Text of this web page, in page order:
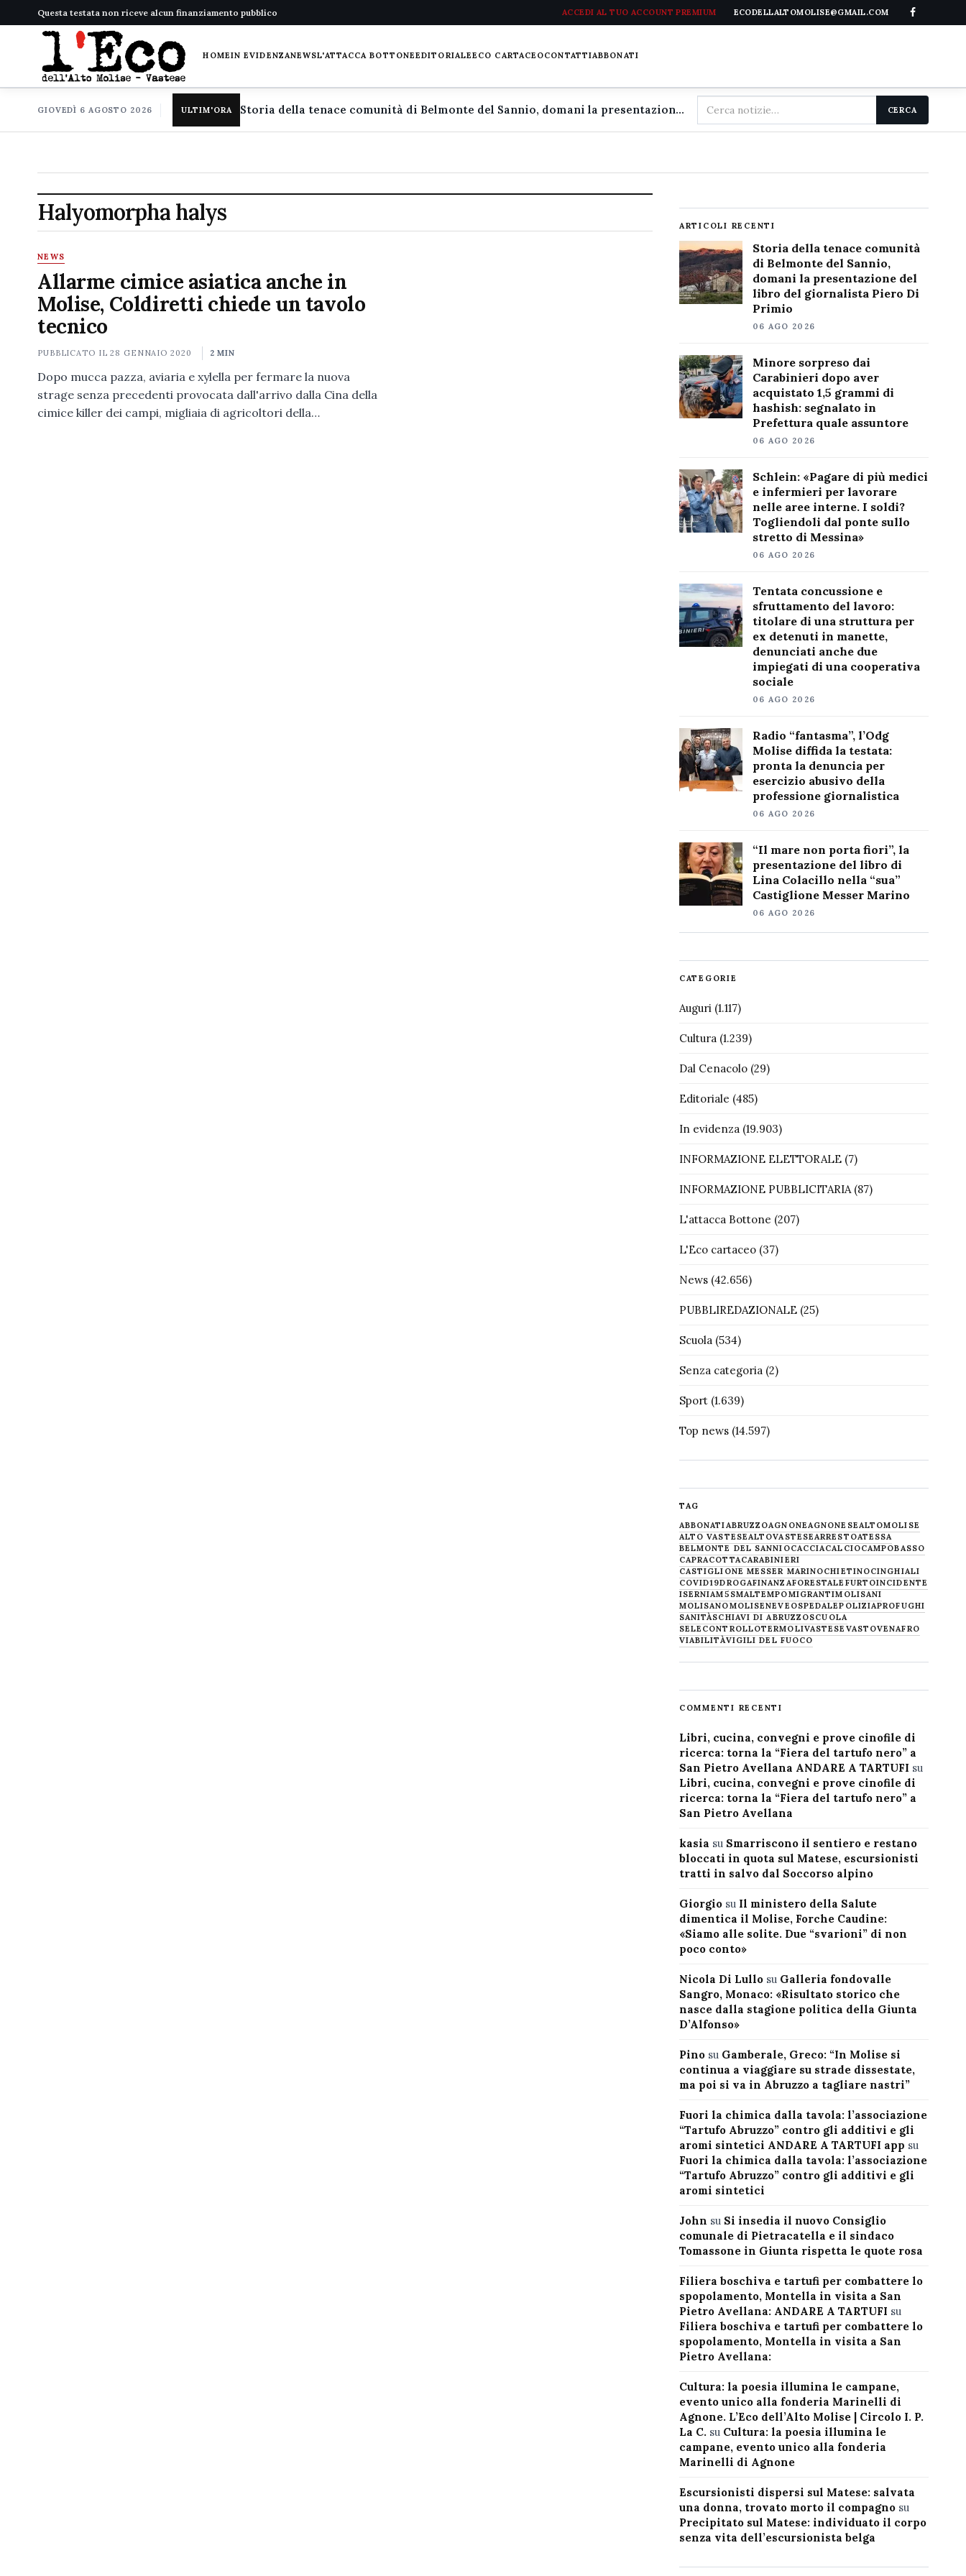
Questa testata non riceve alcun finanziamento pubblico ACCEDI AL TUO ACCOUNT PREMIUM ECODELLALTOMOLISE@GMAIL.COM
HOMEIN EVIDENZANEWSL'ATTACCA BOTTONEEDITORIALEECO CARTACEOCONTATTIABBONATI
GIOVEDÌ 6 AGOSTO 2026 ULTIM'ORA Storia della tenace comunità di Belmonte del Sannio, domani la presentazione del libro del giornalista Piero Di Primio
Cerca
nel
CERCA
Halyomorpha halys
NEWS
Allarme cimice asiatica anche in
Molise, Coldiretti chiede un tavolo
tecnico
PUBBLICATO IL28 GENNAIO 2020 2 MIN
Dopo mucca pazza, aviaria e xylella per fermare la nuova
strage senza precedenti provocata dall'arrivo dalla Cina della
cimice killer dei campi, migliaia di agricoltori della…
ARTICOLI RECENTI
Storia della tenace comunità
di Belmonte del Sannio,
domani la presentazione del
libro del giornalista Piero Di
Primio
06 AGO 2026
Minore sorpreso dai
Carabinieri dopo aver
acquistato 1,5 grammi di
hashish: segnalato in
Prefettura quale assuntore
06 AGO 2026
Schlein: «Pagare di più medici
e infermieri per lavorare
nelle aree interne. I soldi?
Togliendoli dal ponte sullo
stretto di Messina»
06 AGO 2026
Tentata concussione e
sfruttamento del lavoro:
titolare di una struttura per
ex detenuti in manette,
denunciati anche due
impiegati di una cooperativa
sociale
06 AGO 2026
Radio “fantasma”, l’Odg
Molise diffida la testata:
pronta la denuncia per
esercizio abusivo della
professione giornalistica
06 AGO 2026
“Il mare non porta fiori”, la
presentazione del libro di
Lina Colacillo nella “sua”
Castiglione Messer Marino
06 AGO 2026
CATEGORIE
Auguri(1.117)
Cultura(1.239)
Dal Cenacolo(29)
Editoriale (485)
In evidenza(19.903)
INFORMAZIONE ELETTORALE(7)
INFORMAZIONE PUBBLICITARIA(87)
L'attacca Bottone (207)
L'Eco cartaceo(37)
News(42.656)
PUBBLIREDAZIONALE(25)
Scuola(534)
Senza categoria(2)
Sport(1.639)
Top news(14.597)
TAG
ABBONATIABRUZZOAGNONEAGNONESEALTOMOLISE
ALTO VASTESEALTOVASTESEARRESTOATESSA
BELMONTE DEL SANNIOCACCIACALCIOCAMPOBASSO
CAPRACOTTACARABINIERI
CASTIGLIONE MESSER MARINOCHIETINOCINGHIALI
COVID19DROGAFINANZAFORESTALE FURTOINCIDENTE
ISERNIAM5SMALTEMPOMIGRANTIMOLISANI
MOLISANOMOLISENEVE OSPEDALEPOLIZIAPROFUGHI
SANITÀSCHIAVI DI ABRUZZOSCUOLA
SELECONTROLLOTERMOLIVASTESE VASTOVENAFRO
VIABILITÀVIGILI DEL FUOCO
COMMENTI RECENTI
Libri, cucina, convegni e prove cinofile di
ricerca: torna la “Fiera del tartufo nero” a
San Pietro Avellana ANDARE A TARTUFI su
Libri, cucina, convegni e prove cinofile di
ricerca: torna la “Fiera del tartufo nero” a
San Pietro Avellana
kasia su Smarriscono il sentiero e restano
bloccati in quota sul Matese, escursionisti
tratti in salvo dal Soccorso alpino
Giorgiosu Il ministero della Salute
dimentica il Molise, Forche Caudine:
«Siamo alle solite. Due “svarioni” di non
poco conto»
Nicola Di Lullosu Galleria fondovalle
Sangro, Monaco: «Risultato storico che
nasce dalla stagione politica della Giunta
D’Alfonso»
Pinosu Gamberale, Greco: “In Molise si
continua a viaggiare su strade dissestate,
ma poi si va in Abruzzo a tagliare nastri”
Fuori la chimica dalla tavola: l’associazione
“Tartufo Abruzzo” contro gli additivi e gli
aromi sintetici ANDARE A TARTUFI app su
Fuori la chimica dalla tavola: l’associazione
“Tartufo Abruzzo” contro gli additivi e gli
aromi sintetici
John su Si insedia il nuovo Consiglio
comunale di Pietracatella e il sindaco
Tomassone in Giunta rispetta le quote rosa
Filiera boschiva e tartufi per combattere lo
spopolamento, Montella in visita a San
Pietro Avellana: ANDARE A TARTUFI su
Filiera boschiva e tartufi per combattere lo
spopolamento, Montella in visita a San
Pietro Avellana:
Cultura: la poesia illumina le campane,
evento unico alla fonderia Marinelli di
Agnone. L’Eco dell’Alto Molise | Circolo I. P.
La C. su Cultura: la poesia illumina le
campane, evento unico alla fonderia
Marinelli di Agnone
Escursionisti dispersi sul Matese: salvata
una donna, trovato morto il compagnosu
Precipitato sul Matese: individuato il corpo
senza vita dell’escursionista belga